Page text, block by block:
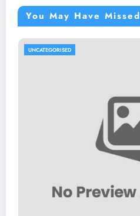
You May Have Missed